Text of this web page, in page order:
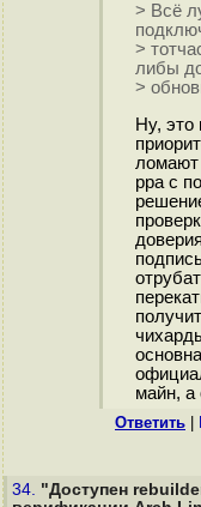
> Всё
>
либы
>
Ну, это
ломают
ppa с
майн, а
Ответить
34. "Доступен